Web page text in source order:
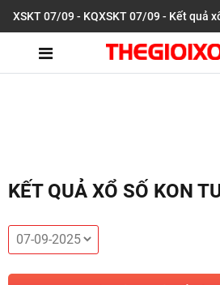
XSKT 07/09 - KQXSKT 07/09 - Kết quả
KẾT QUẢ XỔ SỐ KON